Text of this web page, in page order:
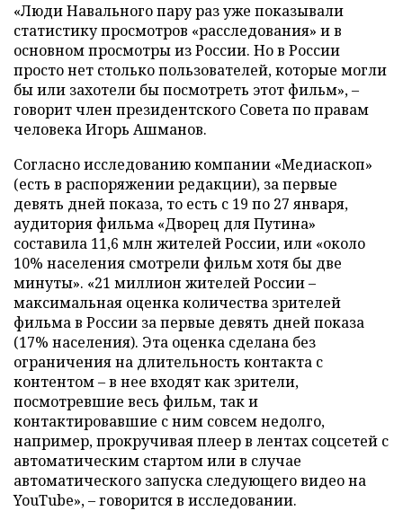
«Люди Навального пару раз уже показывали
статистику просмотров «расследования» и в
основном просмотры из России. Но в России
просто нет столько пользователей, которые могли
бы или захотели бы посмотреть этот фильм», –
говорит член президентского Совета по правам
человека Игорь Ашманов.
Согласно исследованию компании «Медиаскоп»
(есть в распоряжении редакции), за первые
девять дней показа, то есть с 19 по 27 января,
аудитория фильма «Дворец для Путина»
составила 11,6 млн жителей России, или «около
10% населения смотрели фильм хотя бы две
минуты». «21 миллион жителей России –
максимальная оценка количества зрителей
фильма в России за первые девять дней показа
(17% населения). Эта оценка сделана без
ограничения на длительность контакта с
контентом – в нее входят как зрители,
посмотревшие весь фильм, так и
контактировавшие с ним совсем недолго,
например, прокручивая плеер в лентах соцсетей с
автоматическим стартом или в случае
автоматического запуска следующего видео на
YouТube», – говорится в исследовании.